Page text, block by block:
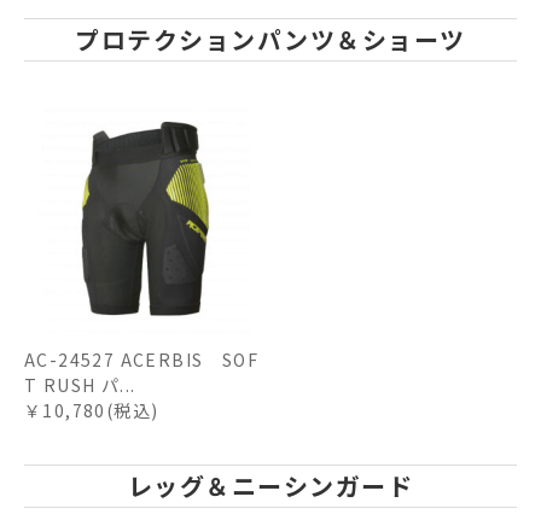
プロテクションパンツ＆ショーツ
AC-24527 ACERBIS SOF
T RUSH パ...
￥10,780(税込)
レッグ＆ニーシンガード